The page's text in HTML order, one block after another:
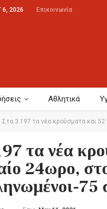
6, 2026 Επικοινωνία
Αθλητικά
Στα 3.197 τα νέα κρούσματα και
τα νέα
24ωρο,
75